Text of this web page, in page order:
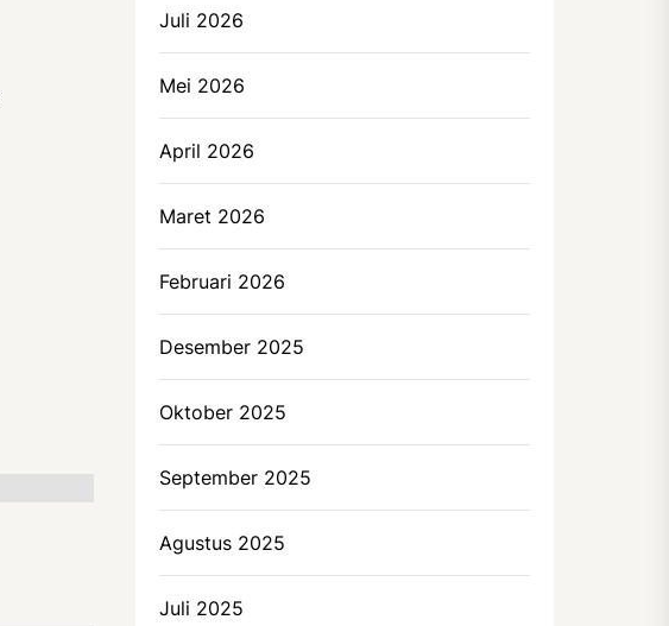
Juli 2026
Mei 2026
April 2026
Maret 2026
Februari 2026
Desember 2025
Oktober 2025
September 2025
Agustus 2025
Juli 2025